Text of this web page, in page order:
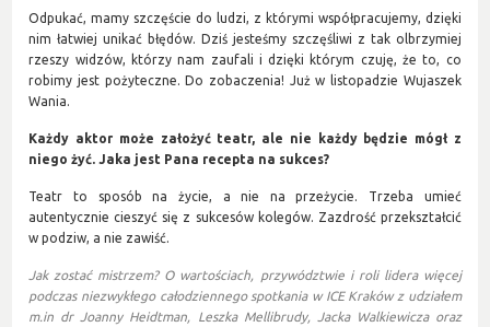
Odpukać, mamy szczęście do ludzi, z którymi współpracujemy, dzięki
nim łatwiej unikać błędów. Dziś jesteśmy szczęśliwi z tak olbrzymiej
rzeszy widzów, którzy nam zaufali i dzięki którym czuję, że to, co
robimy jest pożyteczne. Do zobaczenia! Już w listopadzie Wujaszek
Wania.
Każdy aktor może założyć teatr, ale nie każdy będzie mógł z
niego żyć. Jaka jest Pana recepta na sukces?
Teatr to sposób na życie, a nie na przeżycie. Trzeba umieć
autentycznie cieszyć się z sukcesów kolegów. Zazdrość przekształcić
w podziw, a nie zawiść.
Jak zostać mistrzem? O wartościach, przywództwie i roli lidera więcej
podczas niezwykłego całodziennego spotkania w ICE Kraków z udziałem
m.in dr Joanny Heidtman, Leszka Mellibrudy, Jacka Walkiewicza oraz